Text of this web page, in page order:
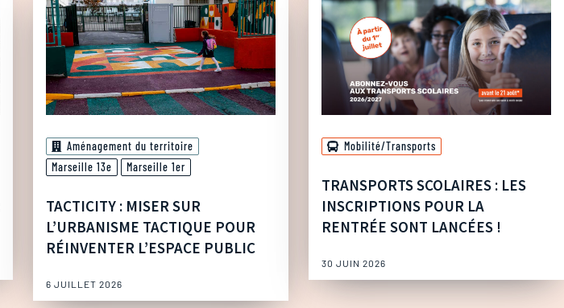
Aménagement du territoire
Marseille 13e
Marseille 1er
TACTICITY : MISER SUR
L’URBANISME TACTIQUE POUR
RÉINVENTER L’ESPACE PUBLIC
6 JUILLET 2026
Mobilité/Transports
TRANSPORTS SCOLAIRES : LES
INSCRIPTIONS POUR LA
RENTRÉE SONT LANCÉES !
30 JUIN 2026